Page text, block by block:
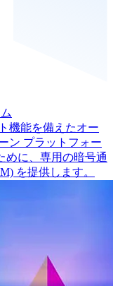
機能を備えたオー
ン プラットフォー
めに、専用の暗号通
を提供します。